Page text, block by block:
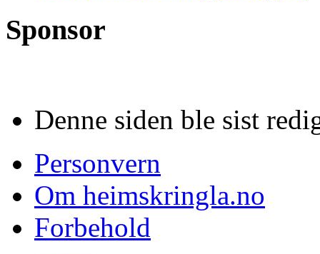
Sponsor
Denne siden ble sist
Personvern
Om heimskringla.no
Forbehold